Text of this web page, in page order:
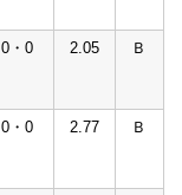
0・0 2.05 Ｂ
0・0 2.77 Ｂ